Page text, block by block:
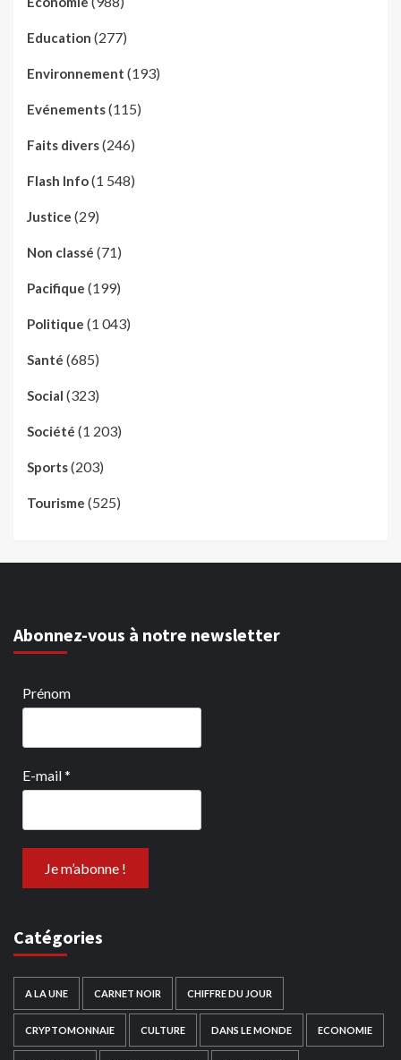
Education (277)
Environnement (193)
Evénements(115)
Faits divers(246)
Flash Info(1 548)
Justice (29)
Non classé (71)
Pacifique (199)
Politique (1 043)
Santé (685)
Social (323)
Société (1 203)
Sports(203)
Tourisme (525)
Abonnez-vous à notre newsletter
Prénom
E-mail*
Catégories
A LA UNE CARNET NOIR CHIFFRE DU JOUR
CRYPTOMONNAIE CULTURE DANS LE MONDE ECONOMIE